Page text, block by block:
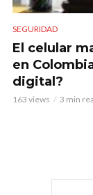
SEGURIDAD
El celular
en
digital?
163 views 3 min